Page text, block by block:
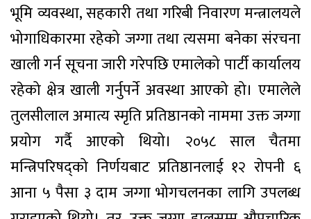
भूमि व्यवस्था, सहकारी तथा गरिबी निवारण मन्त्रालयले
भोगाधिकारमा रहेको जग्गा तथा त्यसमा बनेका संरचना
खाली गर्न सूचना जारी गरेपछि एमालेको पार्टी कार्यालय
रहेको क्षेत्र खाली गर्नुपर्ने अवस्था आएको हो। एमालेले
तुलसीलाल अमात्य स्मृति प्रतिष्ठानको नाममा उक्त जग्गा
प्रयोग गर्दै आएको थियो। २०५८ साल चैतमा
मन्त्रिपरिषद्को निर्णयबाट प्रतिष्ठानलाई १२ रोपनी ६
आना ५ पैसा ३ दाम जग्गा भोगचलनका लागि उपलब्ध